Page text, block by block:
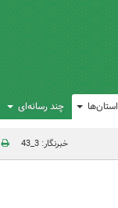
استان‌ها چند رسانه‌ای
خبرنگار: 3_43